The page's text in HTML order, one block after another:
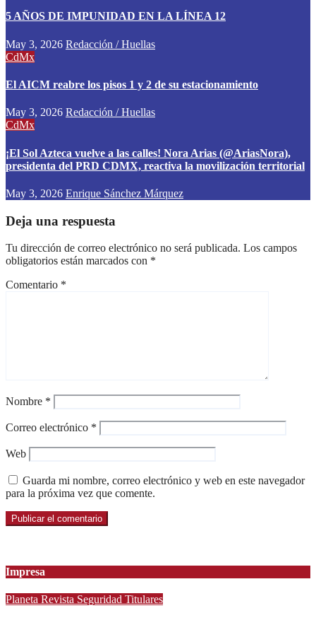
5 AÑOS DE IMPUNIDAD EN LA LÍNEA 12
May 3, 2026 Redacción / Huellas
CdMx
El AICM reabre los pisos 1 y 2 de su estacionamiento
May 3, 2026 Redacción / Huellas
CdMx
¡El Sol Azteca vuelve a las calles! Nora Arias (@AriasNora),
presidenta del PRD CDMX, reactiva la movilización territorial
May 3, 2026 Enrique Sánchez Márquez
Deja una respuesta
Tu dirección de correo electrónico no será publicada. Los campos
obligatorios están marcados con *
Comentario *
Nombre *
Correo electrónico *
Web
Guarda mi nombre, correo electrónico y web en este navegador
para la próxima vez que comente.
Impresa
Planeta Revista Seguridad Titulares